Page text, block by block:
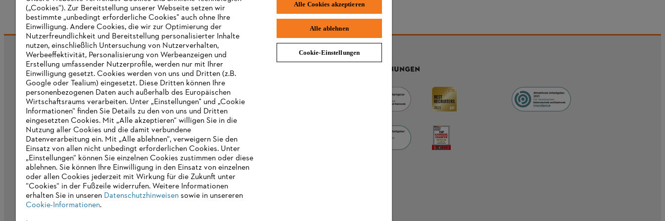
Informationen für Lieferanten
Produkte
Kontakt
Karriere
Hinweisgebersystem
AUSZEICHNUNGEN
(„Cookies“). Zur Bereitstellung unserer Webseite setzen wir
bestimmte „unbedingt erforderliche Cookies" auch ohne Ihre
Einwilligung. Andere Cookies, die wir zur Optimierung der
Nutzerfreundlichkeit und Bereitstellung personalisierter Inhalte
nutzen, einschließlich Untersuchung von Nutzerverhalten,
Werbeeffektivität, Personalisierung von Werbeanzeigen und
Erstellung umfassender Nutzerprofile, werden nur mit Ihrer
Einwilligung gesetzt. Cookies werden von uns und Dritten (z.B.
Google oder Tealium) eingesetzt. Diese Dritten können Ihre
personenbezogenen Daten auch außerhalb des Europäischen
Wirtschaftsraums verarbeiten. Unter „Einstellungen" und „Cookie
Informationen“ finden Sie Details zu den von uns und Dritten
eingesetzten Cookies. Mit „Alle akzeptieren“ willigen Sie in die
Nutzung aller Cookies und die damit verbundene
Datenverarbeitung ein. Mit „Alle ablehnen“, verweigern Sie den
Einsatz von allen nicht unbedingt erforderlichen Cookies. Unter
„Einstellungen“ können Sie einzelnen Cookies zustimmen oder diese
ablehnen. Sie können Ihre Einwilligung in den Einsatz von einzelnen
oder allen Cookies jederzeit mit Wirkung für die Zukunft unter
“Cookies“ in der Fußzeile widerrufen. Weitere Informationen
erhalten Sie in unseren Datenschutzhinweisensowie in unsereren
Cookie-Informationen.
Alle Cookies akzeptieren
Alle ablehnen
Cookie-Einstellungen